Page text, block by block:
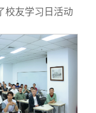
校友学习日活动